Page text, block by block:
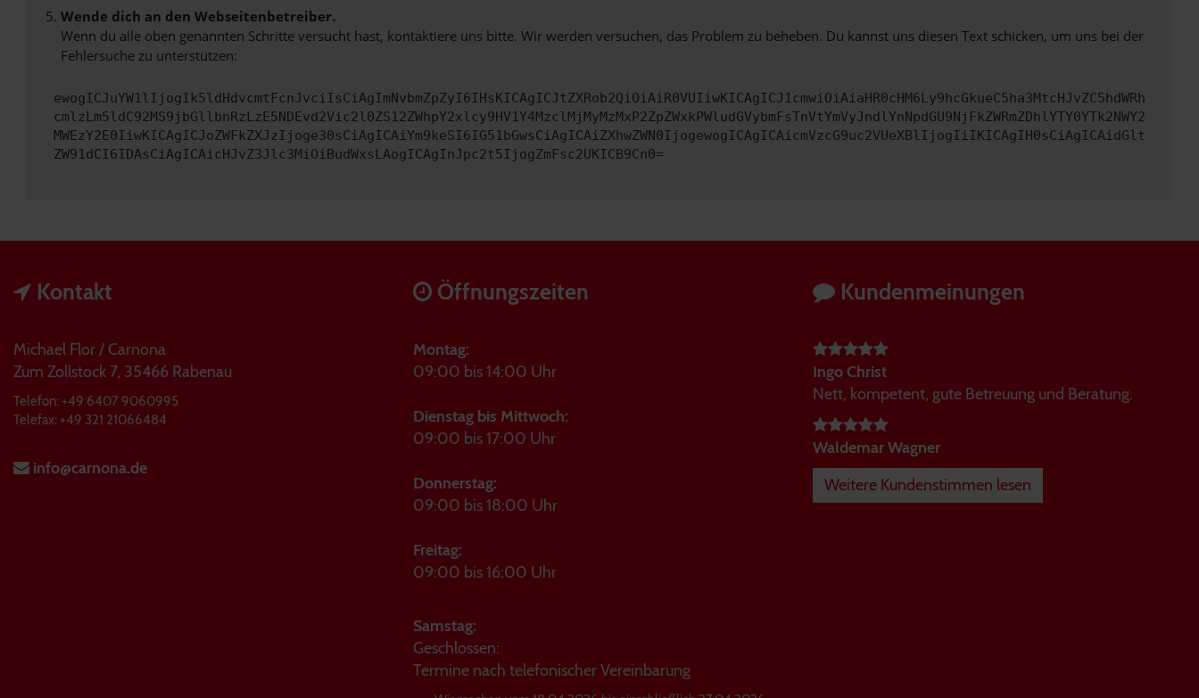
Wende dich an den Webseitenbetreiber.
Wenn du alle oben genannten Schritte versucht hast, kontaktiere uns bitte. Wir werden versuchen, das Problem zu beheben. Du kannst uns diesen Text schicken, um uns bei der
Fehlersuche zu unterstützen:
ewogICJuYW1lIjogIk5ldHdvcmtFcnJvciIsCiAgImNvbmZpZyI6IHsKICAgICJtZXRob2QiOiAiR0VUIiwKICAgICJ1cmwiOiAiaHR0cHM6Ly9hcGkueC5ha3MtcHJvZC5hdWRh
cmlzLm5ldC92MS9jbGllbnRzLzE5NDEvd2Vic2l0ZS12ZWhpY2xlcy9HV1Y4MzclMjMyMzMxP2ZpZWxkPWludGVybmFsTnVtYmVyJndlYnNpdGU9NjFkZWRmZDhlYTY0YTk2NWY2
MWEzY2E0IiwKICAgICJoZWFkZXJzIjoge30sCiAgICAiYm9keSI6IG51bGwsCiAgICAiZXhwZWN0IjogewogICAgICAicmVzcG9uc2VUeXBlIjogIiIKICAgIH0sCiAgICAidGlt
ZW91dCI6IDAsCiAgICAicHJvZ3Jlc3MiOiBudWxsLAogICAgInJpc2t5IjogZmFsc2UKICB9Cn0=
Kontakt
Michael Flor / Carnona
Zum Zollstock 7, 35466 Rabenau
Telefon: +49 6407 9060995
Telefax: +49 321 21066484
info@carnona.de
Öffnungszeiten
Montag:
09:00 bis 14:00 Uhr
Dienstag bis Mittwoch:
09:00 bis 17:00 Uhr
Donnerstag:
09:00 bis 18:00 Uhr
Freitag:
09:00 bis 16:00 Uhr
Samstag:
Geschlossen:
Termine nach telefonischer Vereinbarung
Kundenmeinungen
Ingo Christ
Nett, kompetent, gute Betreuung und Beratung.
Waldemar Wagner
Weitere Kundenstimmen lesen